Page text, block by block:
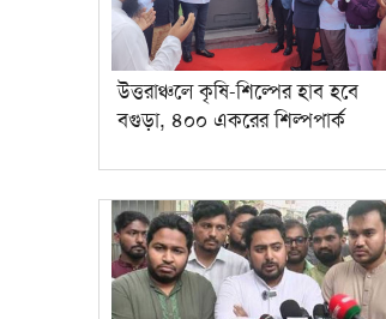
উত্তরাঞ্চলে কৃষি-শিল্পের হাব হবে
বগুড়া, ৪০০ একরের শিল্পপার্ক